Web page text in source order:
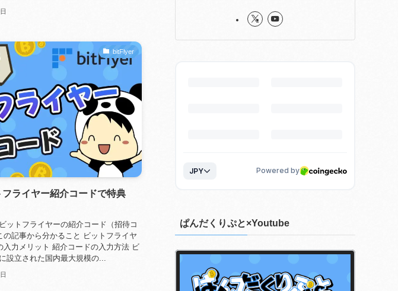
bitFlyer
フライヤー紹介コードで特典
ットフライヤーの紹介コード（招待コ
記事から分かること ビットフライヤ
入力メリット 紹介コードの入力方法 ビ
設立された国内最大規模の...
ぱんだくりぷと×Youtube